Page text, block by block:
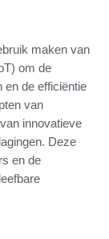
maken van
om de
en de efficiëntie
van
innovatieve
Deze
en de